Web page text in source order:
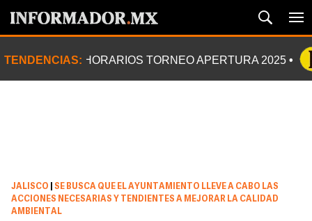
TENDENCIAS: HORARIOS TORNEO APERTURA 2025
JALISCO
SE BUSCA QUE EL AYUNTAMIENTO LLEVE A CABO LAS
ACCIONES NECESARIAS Y TENDIENTES A MEJORAR LA CALIDAD
AMBIENTAL